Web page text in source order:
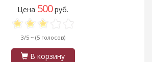
Цена 500руб.
3/5 ~ (5 голосов)
В корзину